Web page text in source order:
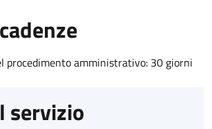
procedimento amministrativo: 30 giorni
servizio